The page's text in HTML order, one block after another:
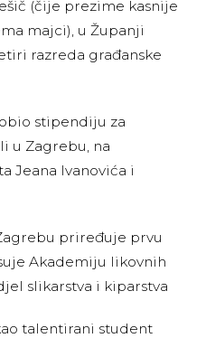
(čije prezime kasnije
majci), u Županji
razreda građanske
stipendiju za
u Zagrebu, na
Jeana Ivanovića i
priređuje prvu
Akademiju likovnih
slikarstva i kiparstva
talentirani student